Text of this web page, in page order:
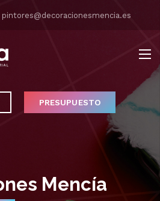
pintores@decoracionesmencia.es
PRESUPUESTO
Mencía